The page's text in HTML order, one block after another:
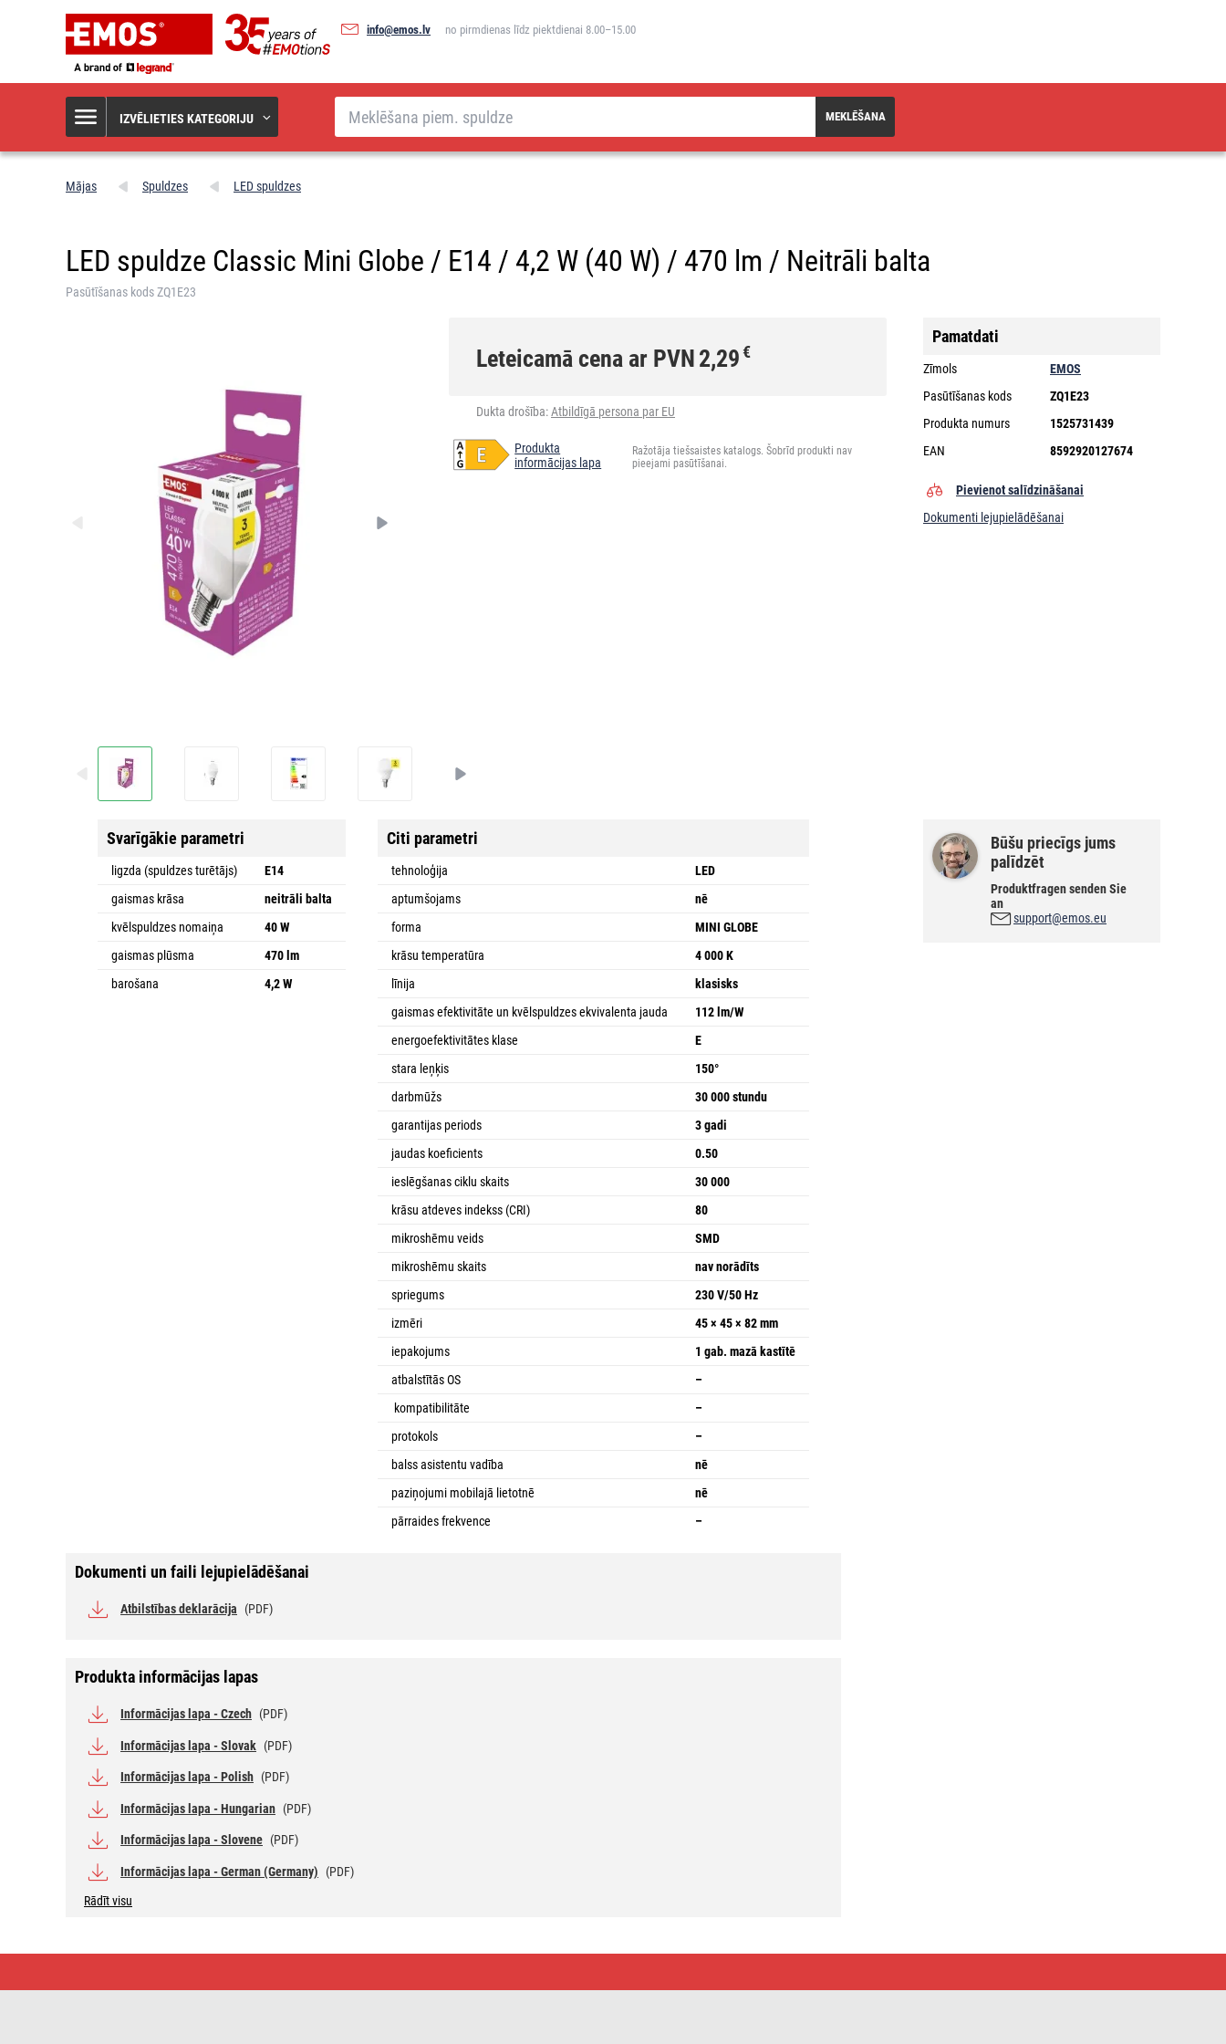
info@emos.lv no pirmdienas līdz piektdienai 8.00–15.00
IZVĒLIETIES KATEGORIJU
Meklēšana
MEKLĒŠANA
Mājas Spuldzes LED spuldzes
LED spuldze Classic Mini Globe / E14 / 4,2 W (40 W) / 470 lm / Neitrāli balta
Pasūtīšanas kods ZQ1E23
Leteicamā cena ar PVN 2,29€
Dukta drošība:Atbildīgā persona par EU
Produkta
informācijas lapa
Ražotāja tiešsaistes katalogs. Šobrīd produkti nav
pieejami pasūtīšanai.
Pamatdati
Zīmols
EMOS
Pasūtīšanas kods
ZQ1E23
Produkta numurs
1525731439
EAN
8592920127674
Pievienot salīdzināšanai
Dokumenti lejupielādēšanai
Svarīgākie parametri
ligzda (spuldzes turētājs)
E14
gaismas krāsa
neitrāli balta
kvēlspuldzes nomaiņa
40 W
gaismas plūsma
470 lm
barošana
4,2 W
Citi parametri
tehnoloģija
LED
aptumšojams
nē
forma
MINI GLOBE
krāsu temperatūra
4 000 K
līnija
klasisks
gaismas efektivitāte un kvēlspuldzes ekvivalenta jauda
112 lm/W
energoefektivitātes klase
E
stara leņķis
150°
darbmūžs
30 000 stundu
garantijas periods
3 gadi
jaudas koeficients
0.50
ieslēgšanas ciklu skaits
30 000
krāsu atdeves indekss (CRI)
80
mikroshēmu veids
SMD
mikroshēmu skaits
nav norādīts
spriegums
230 V/50 Hz
izmēri
45 × 45 × 82 mm
iepakojums
1 gab. mazā kastītē
atbalstītās OS
–
kompatibilitāte
–
protokols
–
balss asistentu vadība
nē
paziņojumi mobilajā lietotnē
nē
pārraides frekvence
–
Dokumenti un faili lejupielādēšanai
Atbilstības deklarācija (PDF)
Produkta informācijas lapas
Informācijas lapa - Czech (PDF)
Informācijas lapa - Slovak (PDF)
Informācijas lapa - Polish (PDF)
Informācijas lapa - Hungarian (PDF)
Informācijas lapa - Slovene (PDF)
Informācijas lapa - German (Germany) (PDF)
Rādīt visu
Būšu priecīgs jums
palīdzēt
Produktfragen senden Sie
an
support@emos.eu
Classic